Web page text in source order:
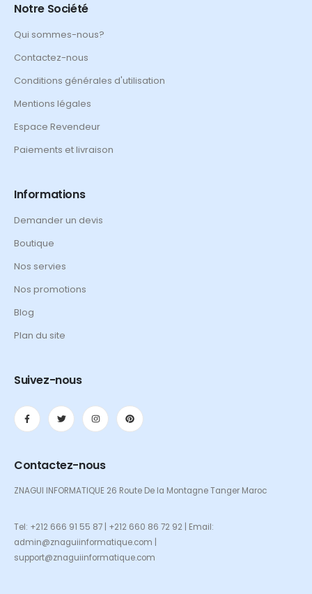
Notre Société
Qui sommes-nous?
Contactez-nous
Conditions générales d'utilisation
Mentions légales
Espace Revendeur
Paiements et livraison
Informations
Demander un devis
Boutique
Nos servies
Nos promotions
Blog
Plan du site
Suivez-nous
Contactez-nous
ZNAGUI INFORMATIQUE 26 Route De la Montagne Tanger Maroc
Tel: +212 666 91 55 87 | +212 660 86 72 92 | Email:
admin@znaguiinformatique.com |
support@znaguiinformatique.com